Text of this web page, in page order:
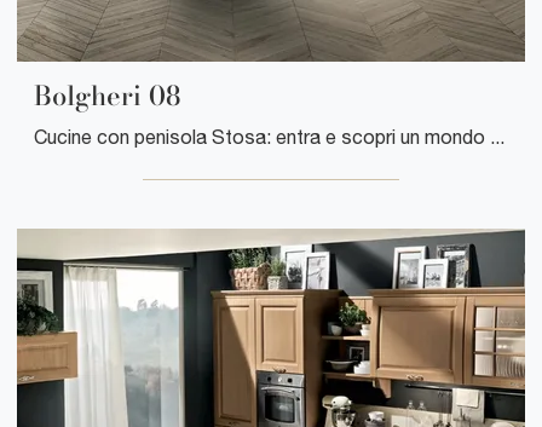
Bolgheri 08
Cucine con penisola Stosa: entra e scopri un mondo di stile e design! La cucina convenzionale Bolgheri 08 ti sta aspettando.